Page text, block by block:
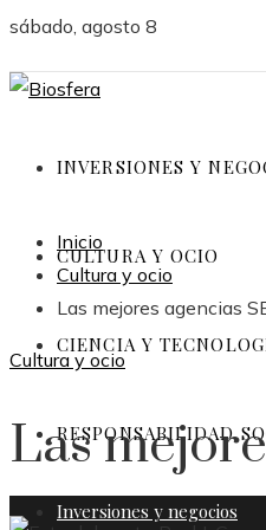
sábado, agosto 8
INVERSIONES Y
CULTURA Y OCIO
CIENCIA Y
RESPONSABILIDAD
Inversiones y negocios
Inicio
Cultura y ocio
Las mejores agencias
Cultura y ocio
Las